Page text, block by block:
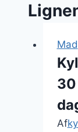
Mad
Af